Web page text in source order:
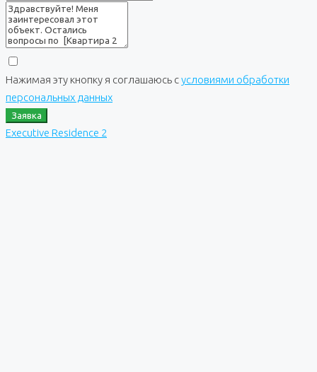
Нажимая эту кнопку я соглашаюсь сусловиями обработки
персональных данных
Заявка
Executive Residence 2